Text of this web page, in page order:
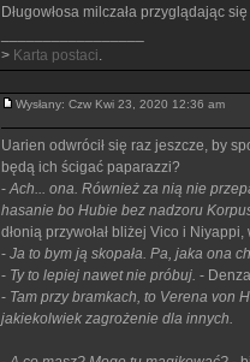
Długowłosa milczała przyglądając
> Karta postaci.
Wysłany: Czw Kwi 23, 2020 12:36 am
Uarien odwrócił się raz jeszcze, by
będą ich ścigać paparazzi?
-Ach... ona. Również za nią nie
hasanie bo Hubie bez nadzoru
dłonią przywołał bliżej Vico i
- Ja to bym ją skopała. Pa, jaka ona
- Ty to lepiej nawet nie próbuj. -
- Tam przy bramkach, to Verena von
jakiekolwiek zagrożenie dla innych.